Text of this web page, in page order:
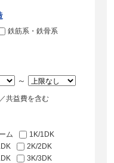
鉄筋系・鉄骨系
～
共益費を含む
ム
1K/1DK
2K/2DK
3K/3DK